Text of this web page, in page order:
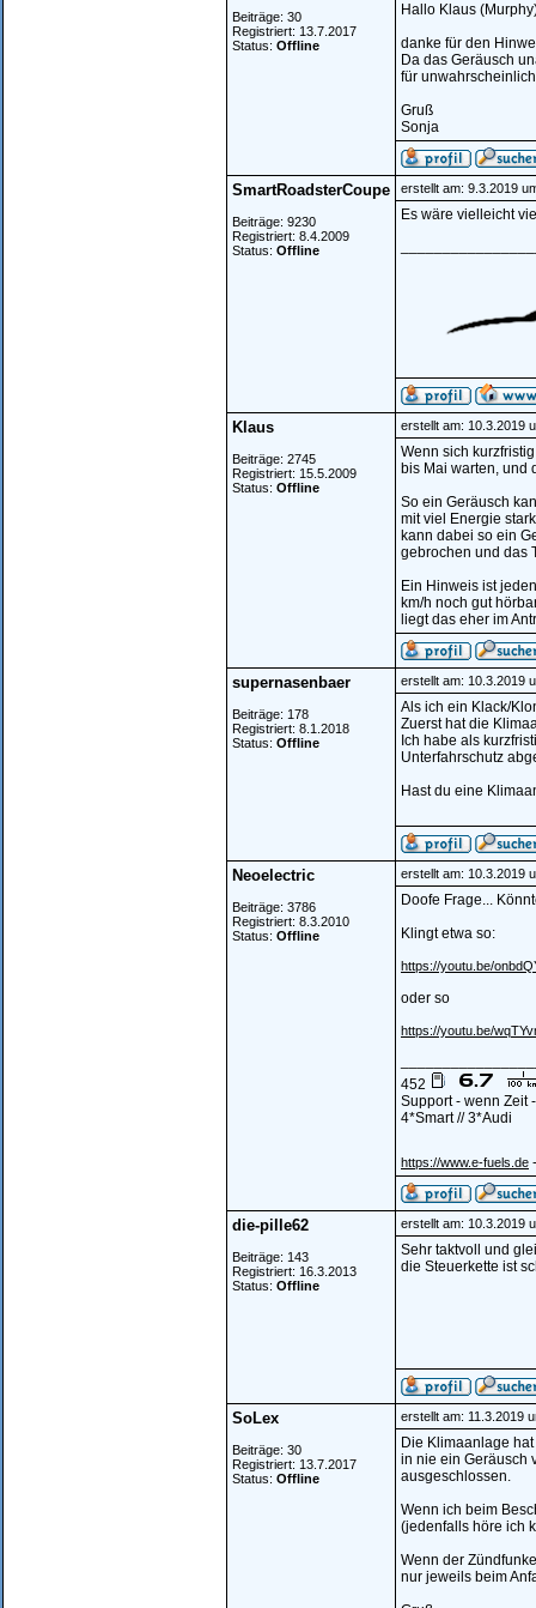
Beiträge: 30
Registriert: 13.7.2017
Status: Offline
Hallo Klaus
danke für den
Da das Geräusch
für
Gruß
Sonja
SmartRoadsterCoupe
Beiträge: 9230
Registriert: 8.4.2009
Status: Offline
erstellt am: 9.3.2019
Es wäre vielleicht
Klaus
Beiträge: 2745
Registriert: 15.5.2009
Status: Offline
erstellt am: 10.3.2019
Wenn sich
bis Mai warten, und
So ein Geräusch
mit viel Energie
kann dabei so ein
gebrochen und das
Ein Hinweis ist
km/h noch gut
liegt das eher im
supernasenbaer
Beiträge: 178
Registriert: 8.1.2018
Status: Offline
erstellt am: 10.3.2019
Als ich ein Klack/
Zuerst hat die
Ich habe als
Unterfahrschutz
Hast du eine
Neoelectric
Beiträge: 3786
Registriert: 8.3.2010
Status: Offline
erstellt am: 10.3.2019
Doofe Frage...
Klingt etwa so:
https://youtu.be/
oder so
https://youtu.be/
452
Support - wenn Zeit
4*Smart // 3*Audi
https://www.e-fuels.de
die-pille62
Beiträge: 143
Registriert: 16.3.2013
Status: Offline
erstellt am: 10.3.2019
Sehr taktvoll und
die Steuerkette ist
SoLex
Beiträge: 30
Registriert: 13.7.2017
Status: Offline
erstellt am: 11.3.2019
Die Klimaanlage
in nie ein Geräusch
ausgeschlossen.
Wenn ich beim
(jedenfalls höre ich
Wenn der
nur jeweils beim